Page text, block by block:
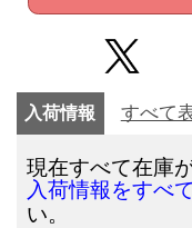
入荷情報 すべて
現在すべて在庫
入荷情報をすべ
い。